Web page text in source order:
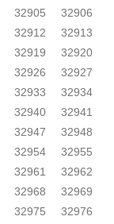
32905
32906
32912
32913
32919
32920
32926
32927
32933
32934
32940
32941
32947
32948
32954
32955
32961
32962
32968
32969
32975
32976